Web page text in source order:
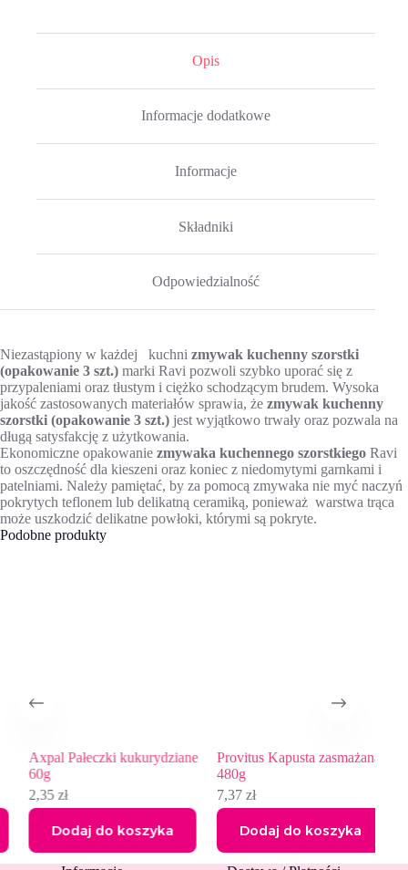
Opis
Informacje dodatkowe
Informacje
Składniki
Odpowiedzialność
Niezastąpiony w każdej kuchni zmywak kuchenny szorstki
(opakowanie 3 szt.) marki Ravi pozwoli szybko uporać się z
przypaleniami oraz tłustym i ciężko schodzącym brudem. Wysoka
jakość zastosowanych materiałów sprawia, że zmywak kuchenny
szorstki (opakowanie 3 szt.) jest wyjątkowo trwały oraz pozwala na
długą satysfakcję z użytkowania.
Ekonomiczne opakowanie zmywaka kuchennego szorstkiego Ravi
to oszczędność dla kieszeni oraz koniec z niedomytymi garnkami i
patelniami. Należy pamiętać, by za pomocą zmywaka nie myć naczyń
pokrytych teflonem lub delikatną ceramiką, ponieważ warstwa trąca
może uszkodzić delikatne powłoki, którymi są pokryte.
Podobne produkty
Axpal Pałeczki kukurydziane
60g
2,35zł
Dodaj do koszyka
Provitus Kapusta zasmażana,
480g
7,37zł
Dodaj do koszyka